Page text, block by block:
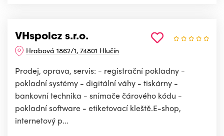
VHspolcz s.r.o.
Hrabová 1862/1, 74801 Hlučín
Prodej, oprava, servis: - registrační pokladny -
pokladní systémy - digitální váhy - tiskárny -
bankovní technika - snímače čárového kódu -
pokladní software - etiketovací kleště.E-shop,
internetový p...